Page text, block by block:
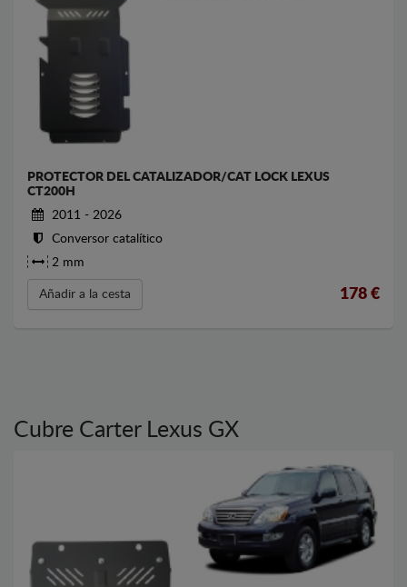
PROTECTOR DEL CATALIZADOR/CAT LOCK LEXUS
CT200H
2011 - 2026
Conversor catalítico
2 mm
Añadir a la cesta 178 €
Cubre Carter Lexus GX